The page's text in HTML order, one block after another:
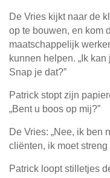
De Vries kijkt naar de
op te bouwen, en kom
maatschappelijk
kunnen helpen. „Ik
Snap je dat?”
Patrick stopt zijn
„Bent u boos op mij?”
De Vries: „Nee, ik ben
cliënten, ik moet
Patrick loopt stilletjes